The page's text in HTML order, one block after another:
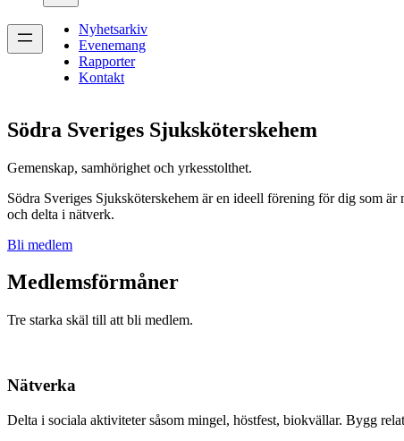
Nyhetsarkiv
Evenemang
Rapporter
Kontakt
Södra Sveriges Sjuksköterskehem
Gemenskap, samhörighet och yrkesstolthet.
Södra Sveriges Sjuksköterskehem är en ideell förening för dig som
och delta i nätverk.
Bli medlem
Medlemsförmåner
Tre starka skäl till att bli medlem.
Nätverka
Delta i sociala aktiviteter såsom mingel, höstfest, biokvällar. Bygg